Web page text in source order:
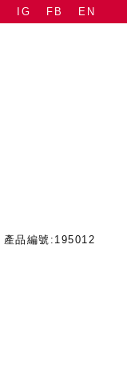
IG FB EN
產品編號:195012